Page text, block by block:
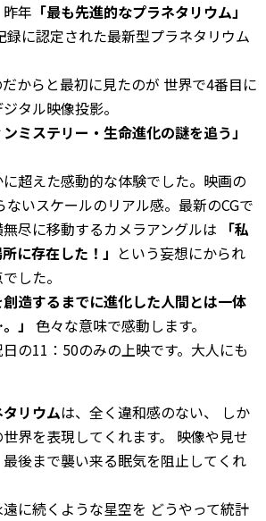
年 「最も先進的なプラネタリウム」
録に認定された最新型プラネタリウム
からと最初に見たのが 世界で4番目に
タル映像投影。
ンミステリー・生命進化の謎を追う」
超えた感動的な体験でした。映画の
いスケールのリアル感。最新のCGで
尽に移動するカメラアングルは
「私
に存在した！」 という妄想にかられ
した。
創造するまでに進化した人間とは一体
」 色々な意味で感動します。
の11：50のみの上映です。大人にも
リウムは、全く違和感のない、 しか
界を表現してくれます。 映像や見せ
後まで襲い来る眠気を阻止してくれ
に続くような星空を どうやって統計